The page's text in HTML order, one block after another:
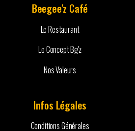
Beegee'z Café
Le Restaurant
Le Concept Bg'z
Nos Valeurs
Infos Légales
Conditions Générales